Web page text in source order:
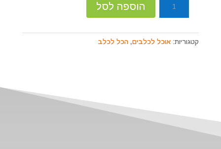
סלמון
הוספה לסל
קטגוריות: אוכל לכלבים, הכל לכלב